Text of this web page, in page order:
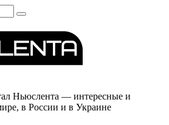
Ньюслента — интересные и
в России и в Украине